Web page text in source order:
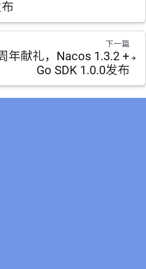
下一篇
年献礼，Nacos 1.3.2 +
Go SDK 1.0.0发布